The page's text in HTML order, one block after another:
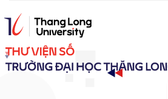
navigation